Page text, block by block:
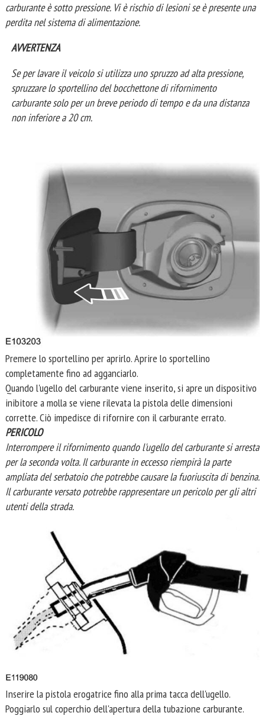
carburante è sotto pressione. Vi è rischio di lesioni se è presente una
perdita nel sistema di alimentazione.
AVVERTENZA
Se per lavare il veicolo si utilizza uno spruzzo ad alta pressione,
spruzzare lo sportellino del bocchettone di rifornimento
carburante solo per un breve periodo di tempo e da una distanza
non inferiore a 20 cm.
Premere lo sportellino per aprirlo. Aprire lo sportellino
completamente fino ad agganciarlo.
Quando l'ugello del carburante viene inserito, si apre un dispositivo
inibitore a molla se viene rilevata la pistola delle dimensioni
corrette. Ciò impedisce di rifornire con il carburante errato.
PERICOLO
Interrompere il rifornimento quando l'ugello del carburante si arresta
per la seconda volta. Il carburante in eccesso riempirà la parte
ampliata del serbatoio che potrebbe causare la fuoriuscita di benzina.
Il carburante versato potrebbe rappresentare un pericolo per gli altri
utenti della strada.
Inserire la pistola erogatrice fino alla prima tacca dell'ugello.
Poggiarlo sul coperchio dell'apertura della tubazione carburante.